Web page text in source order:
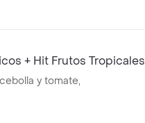
+ Hit Frutos Tropicales
y tomate,